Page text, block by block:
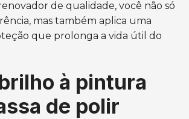
de qualidade, você não só
mas também aplica uma
que prolonga a vida útil do
à pintura
de polir